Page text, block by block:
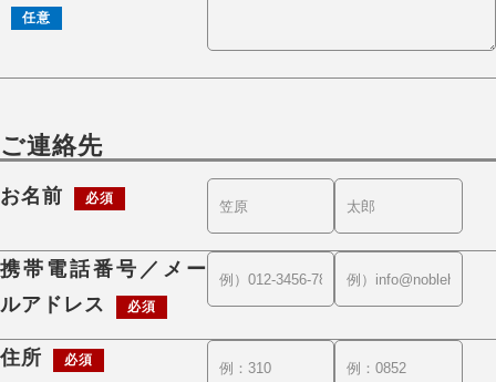
任意
ご連絡先
お名前 必須
携帯電話番号／メー
ルアドレス
必須
住所 必須